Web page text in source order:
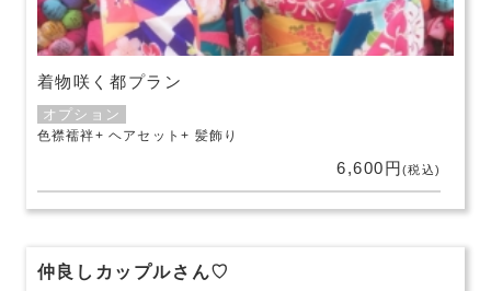
着物咲く都プラン
オプション
色襟襦袢 ヘアセット 髪飾り
6,600円(税込)
仲良しカップルさん♡